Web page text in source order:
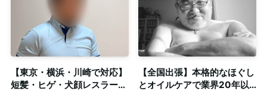
【東京・横浜・川崎で対応】
短髪・ヒゲ・犬顔レスラー体
【全国出張】本格的なほぐし
とオイルケアで業界20年以